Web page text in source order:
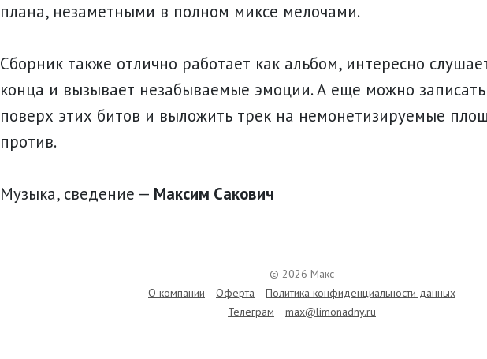
плана, незаметными в полном миксе мелочами.
Сборник также отлично работает как альбом, интересно
конца и вызывает незабываемые эмоции. А еще можно записать
поверх этих битов и выложить трек на немонетизируемые
против.
Музыка, сведение — Максим Сакович
© 2026 Макс
О компании
Оферта
Политика конфиденциальности данных
Телеграм
max@limonadny.ru